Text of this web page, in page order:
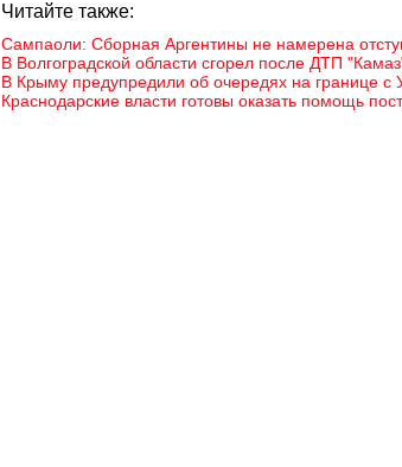
Читайте также:
Сампаоли: Сборная Аргентины не намерена
В Волгоградской области сгорел после ДТП
В Крыму предупредили об очередях на границе с
Краснодарские власти готовы оказать помощь